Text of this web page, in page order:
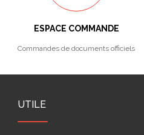
ESPACE COMMANDE
Commandes de documents officiels
UTILE